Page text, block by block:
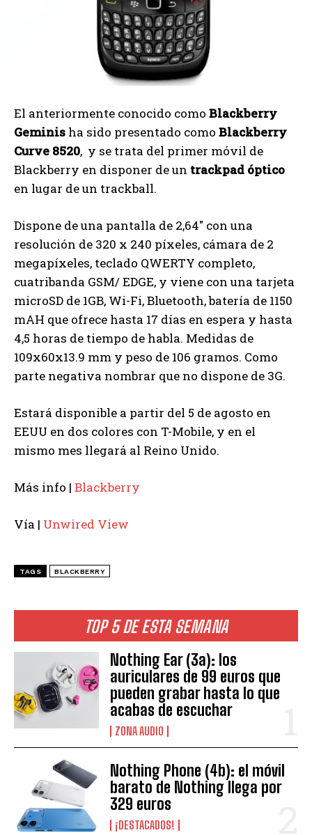
TOP 5 DE ESTA SEMANA
Nothing Ear (3a): los
auriculares de 99 euros que
pueden grabar hasta lo que
acabas de escuchar
ZONA AUDIO
Nothing Phone (4b): el móvil
barato de Nothing llega por
329 euros
¡DESTACADOS!
El anteriormente conocido como Blackberry
Geminis ha sido presentado como Blackberry
Curve 8520, y se trata del primer móvil de
Blackberry en disponer de un trackpad óptico
en lugar de un trackball.
Dispone de una pantalla de 2,64″ con una
resolución de 320 x 240 píxeles, cámara de 2
megapíxeles, teclado QWERTY completo,
cuatribanda GSM/ EDGE, y viene con una tarjeta
microSD de 1GB, Wi-Fi, Bluetooth, batería de 1150
mAH que ofrece hasta 17 días en espera y hasta
4,5 horas de tiempo de habla. Medidas de
109x60x13.9 mm y peso de 106 gramos. Como
parte negativa nombrar que no dispone de 3G.
Estará disponible a partir del 5 de agosto en
EEUU en dos colores con T-Mobile, y en el
mismo mes llegará al Reino Unido.
Más info | Blackberry
Vía | Unwired View
TAGS BLACKBERRY